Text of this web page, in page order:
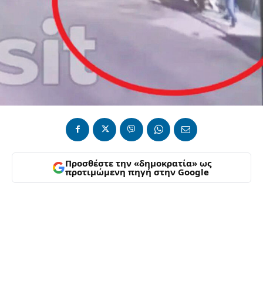
Προσθέστε την «δημοκρατία» ως
προτιμώμενη πηγή στην Google